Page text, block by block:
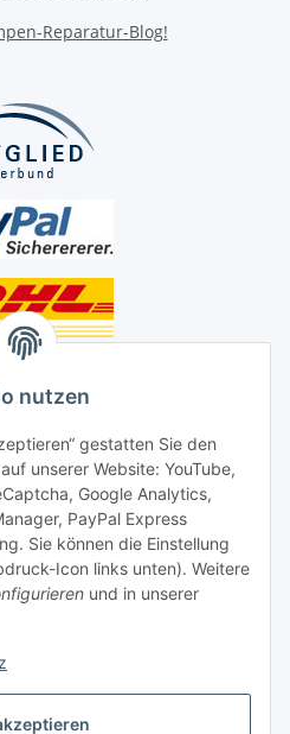
nutzen
gestatten Sie den
unserer Website: YouTube,
Google Analytics,
PayPal Express
Sie können die Einstellung
Icon links unten). Weitere
und in unserer
Reparatur-Blog!
widerrufen